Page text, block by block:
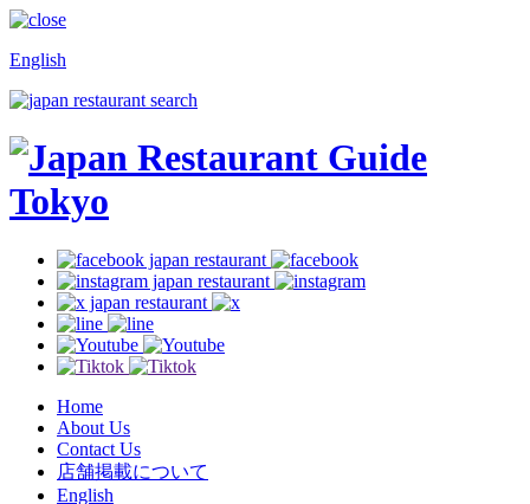
English
Home
About Us
Contact Us
店舗掲載について
English